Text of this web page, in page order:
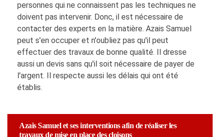
personnes qui ne connaissent pas les techniques ne
doivent pas intervenir. Donc, il est nécessaire de
contacter des experts en la matière. Azais Samuel
peut s'en occuper et n'oubliez pas qu'il peut
effectuer des travaux de bonne qualité. Il dresse
aussi un devis sans qu'il soit nécessaire de payer de
l'argent. Il respecte aussi les délais qui ont été
établis.
Azais Samuel et ses interventions afin de réaliser les
travaux de mise en place des cloisons